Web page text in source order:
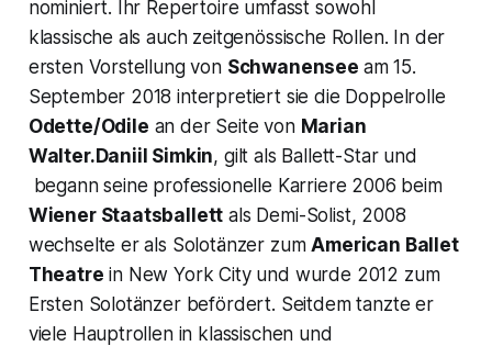
nominiert. Ihr Repertoire umfasst sowohl
klassische als auch zeitgenössische Rollen. In der
ersten Vorstellung von Schwanensee am 15.
September 2018 interpretiert sie die Doppelrolle
Odette/Odile an der Seite von Marian
Walter.Daniil Simkin, gilt als Ballett-Star und
begann seine professionelle Karriere 2006 beim
Wiener Staatsballett als Demi-Solist, 2008
wechselte er als Solotänzer zumAmerican Ballet
Theatre in New York City und wurde 2012 zum
Ersten Solotänzer befördert. Seitdem tanzte er
viele Hauptrollen in klassischen und